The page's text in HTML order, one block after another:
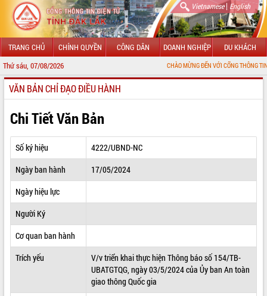
Vietnamese| English
TRANG CHỦ CHÍNH QUYỀN CÔNG DÂN DOANH NGHIỆP DU KHÁCH
Thứ sáu, 07/08/2026 CHÀO MỪNG ĐẾN VỚI CỔNG THÔNG TIN ĐIỆN TỬ
GIỚI THIỆU
LÃNH ĐẠO UBND TỈNH
TIN TỨC SỰ KIỆN
SỞ, BAN, NGÀNH
THÔNG TIN CHỈ ĐẠO ĐIỀU HÀNH
HỆ THỐNG VĂN BẢN
VĂN BẢN HĐND TỈNH
VĂN BẢN CHỈ ĐẠO ĐIỀU HÀNH
Chi Tiết Văn Bản
Số ký hiệu
4222/UBND-NC
Ngày ban hành
17/05/2024
Ngày hiệu lực
Người Ký
Cơ quan ban hành
Trích yếu
V/v triển khai thực hiện Thông báo số 154/TB-
UBATGTQG, ngày 03/5/2024 của Ủy ban An toàn
giao thông Quốc gia